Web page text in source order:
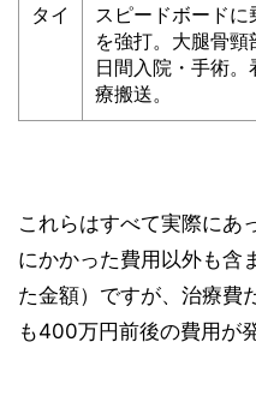
タイ
スピードボード
を強打。大腿骨
日間入院・手術
療搬送。
これらはすべて実際にあ
にかかった費用以外も含
た金額）ですが、治療費
も400万円前後の費用が